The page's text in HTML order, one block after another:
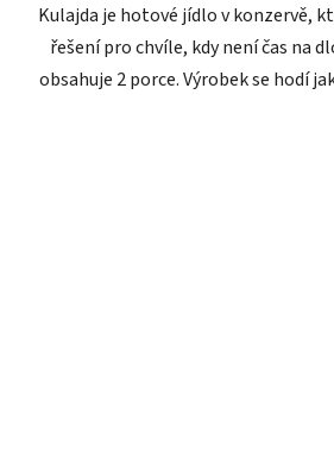
Kulajda je hotové jídlo v konzervě,
řešení pro chvíle, kdy není čas na
obsahuje 2 porce. Výrobek se hodí